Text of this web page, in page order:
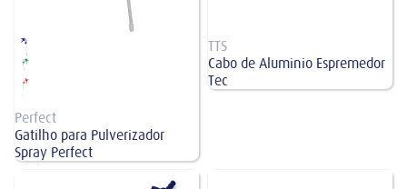
Perfect
Gatilho para Pulverizador
Spray Perfect
TTS
Cabo de Aluminio Espremedor
Tec
Selastic em Tubo Translúcido para